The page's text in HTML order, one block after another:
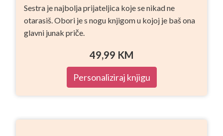
Sestra je najbolja prijateljica koje se nikad ne
otarasiš. Obori je s nogu knjigom u kojoj je baš ona
glavni junak priče.
49,99 KM
Personaliziraj knjigu